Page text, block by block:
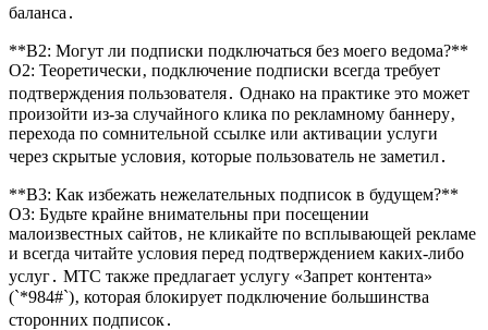
баланса․
**В2: Могут ли подписки подключаться без моего ведома?**
О2: Теоретически‚ подключение подписки всегда требует
подтверждения пользователя․ Однако на практике это может
произойти из-за случайного клика по рекламному баннеру‚
перехода по сомнительной ссылке или активации услуги
через скрытые условия‚ которые пользователь не заметил․
**В3: Как избежать нежелательных подписок в будущем?**
О3: Будьте крайне внимательны при посещении
малоизвестных сайтов‚ не кликайте по всплывающей рекламе
и всегда читайте условия перед подтверждением каких-либо
услуг․ МТС также предлагает услугу «Запрет контента»
(`*984#`)‚ которая блокирует подключение большинства
сторонних подписок․